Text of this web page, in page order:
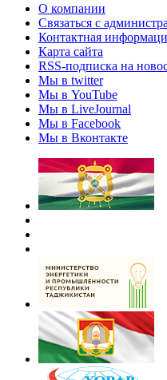
О компании
Связаться с
Контактная
Карта сайта
RSS-подписка на
Мы в twitter
Мы в YouTube
Мы в LiveJournal
Мы в Facebook
Мы в Вконтакте